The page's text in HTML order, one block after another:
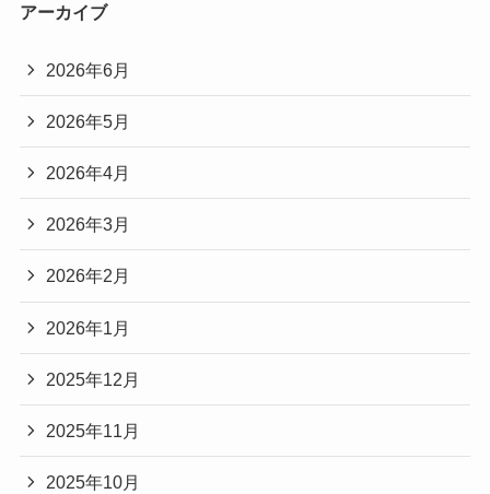
アーカイブ
2026年6月
2026年5月
2026年4月
2026年3月
2026年2月
2026年1月
2025年12月
2025年11月
2025年10月